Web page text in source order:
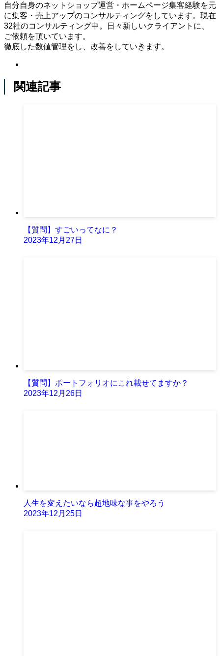
自分自身のネットショップ運営・ホームページ集客経験を元
に集客・売上アップのコンサルティングをしています。現在
32社のコンサルティング中。日々新しいクライアントに、
ご依頼を頂いています。
徹底した数値管理をし、改善をしていきます。
関連記事
【質問】すごいってなに？
2023年12月27日
【質問】ポートフォリオにこれ載せてますか？
2023年12月26日
人生を変えたいなら超地味な事をやろう
2023年12月25日